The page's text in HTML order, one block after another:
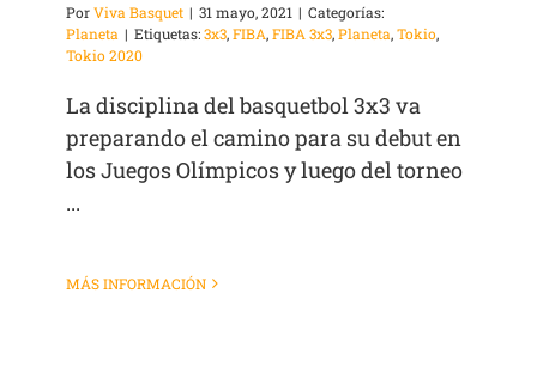
PorViva Basquet | 31 mayo, 2021 | Categorías:
Planeta | Etiquetas:3x3,FIBA,FIBA 3x3,Planeta,Tokio,
Tokio 2020
La disciplina del basquetbol 3x3 va
preparando el camino para su debut en
los Juegos Olímpicos y luego del torneo
...
MÁS INFORMACIÓN